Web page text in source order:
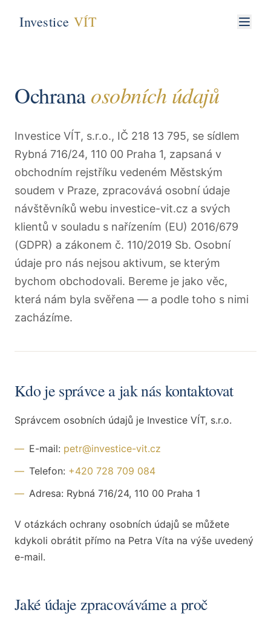
Investice VÍT
Ochranaosobních údajů
Investice VÍT, s.r.o., IČ 218 13 795, se sídlem
Rybná 716/24, 110 00 Praha 1, zapsaná v
obchodním rejstříku vedeném Městským
soudem v Praze, zpracovává osobní údaje
návštěvníků webu investice-vit.cz a svých
klientů v souladu s nařízením (EU) 2016/679
(GDPR) a zákonem č. 110/2019 Sb. Osobní
údaje pro nás nejsou aktivum, se kterým
bychom obchodovali. Bereme je jako věc,
která nám byla svěřena — a podle toho s nimi
zacházíme.
Kdo je správce a jak nás kontaktovat
Správcem osobních údajů je Investice VÍT, s.r.o.
— E-mail: petr@investice-vit.cz
— Telefon: +420 728 709 084
— Adresa: Rybná 716/24, 110 00 Praha 1
V otázkách ochrany osobních údajů se můžete
kdykoli obrátit přímo na Petra Víta na výše uvedený
e-mail.
Jaké údaje zpracováváme a proč